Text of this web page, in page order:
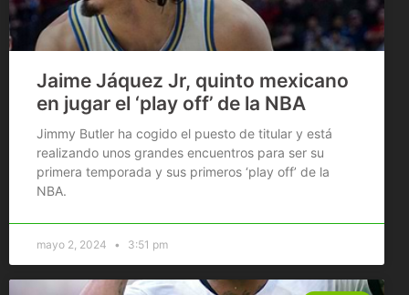
Jaime Jáquez Jr, quinto mexicano
en jugar el ‘play off’ de la NBA
Jimmy Butler ha cogido el puesto de titular y está
realizando unos grandes encuentros para ser su
primera temporada y sus primeros ‘play off’ de la
NBA.
mayo 2, 2024 3:51 pm